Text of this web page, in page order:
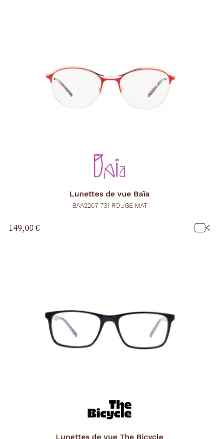
Lunettes de vue Baïa
BAA2207 731 ROUGE MAT
149,00 €
Lunettes de vue The Bicycle